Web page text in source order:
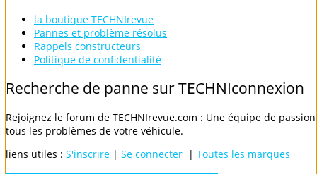
la boutique TECHNIrevue
Pannes et problème résolus
Rappels constructeurs
Politique de confidentialité
Recherche de panne surTECHNIconnexion
Rejoignez le forum de TECHNIrevue.com : Une équipe de
tous les problèmes de votre véhicule.
liens utiles : S'inscrire | Se connecter | Toutes les marques